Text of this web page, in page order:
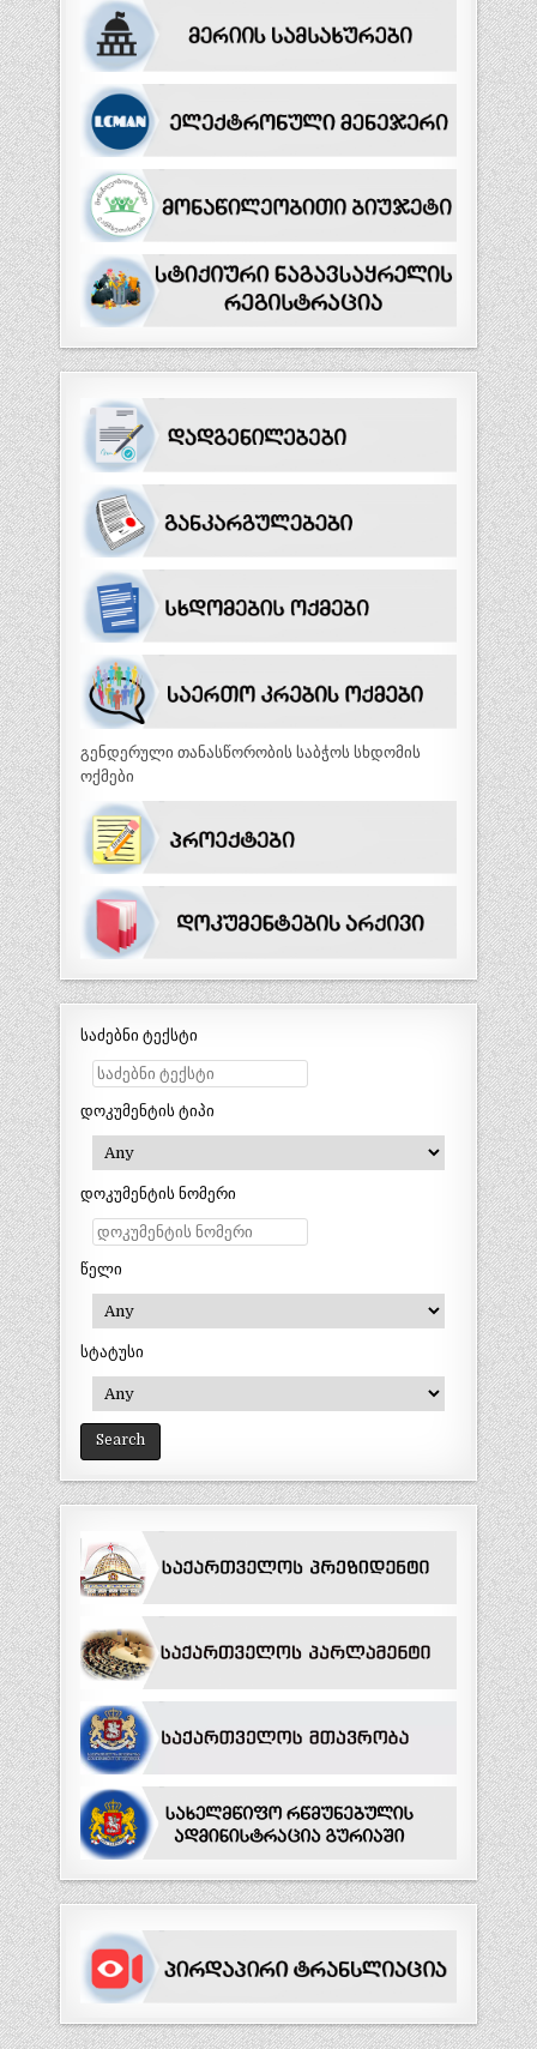
გენდერული თანასწორობის საბჭოს სხდომის
ოქმები
საძებნი ტექსტი
დოკუმენტის ტიპი
დოკუმენტის ნომერი
წელი
სტატუსი